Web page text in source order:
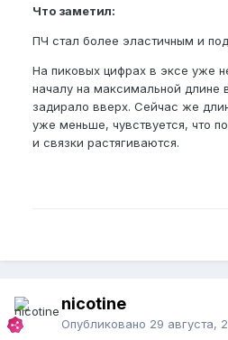
19.08 - 17.5/17.8/17.8 - 1.7%
22.08 - 18/18.5/18.5 - 2.8%
В измерениях конечно есть
когда пытаешься
посмотреть. Но стараюсь так
Что заметил:
ПЧ стал более эластичным и
На пиковых цифрах в эксе уже
началу на максимальной длине
задирало вверх. Сейчас же
уже меньше, чувствуется, что
и связки растягиваются.
nicotine
Опубликовано 29 августа,